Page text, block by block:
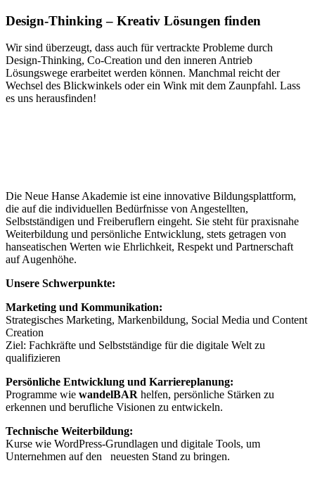
Design-Thinking – Kreativ Lösungen finden
Wir sind überzeugt, dass auch für vertrackte Probleme durch
Design-Thinking, Co-Creation und den inneren Antrieb
Lösungswege erarbeitet werden können. Manchmal reicht der
Wechsel des Blickwinkels oder ein Wink mit dem Zaunpfahl. Lass
es uns herausfinden!
Die Neue Hanse Akademie ist eine innovative Bildungsplattform,
die auf die individuellen Bedürfnisse von Angestellten,
Selbstständigen und Freiberuflern eingeht. Sie steht für praxisnahe
Weiterbildung und persönliche Entwicklung, stets getragen von
hanseatischen Werten wie Ehrlichkeit, Respekt und Partnerschaft
auf Augenhöhe.
Unsere Schwerpunkte:
Marketing und Kommunikation:
Strategisches Marketing, Markenbildung, Social Media und Content
Creation
Ziel: Fachkräfte und Selbstständige für die digitale Welt zu
qualifizieren
Persönliche Entwicklung und Karriereplanung:
Programme wie wandelBAR helfen, persönliche Stärken zu
erkennen und berufliche Visionen zu entwickeln.
Technische Weiterbildung:
Kurse wie WordPress-Grundlagen und digitale Tools, um
Unternehmen auf den neuesten Stand zu bringen.